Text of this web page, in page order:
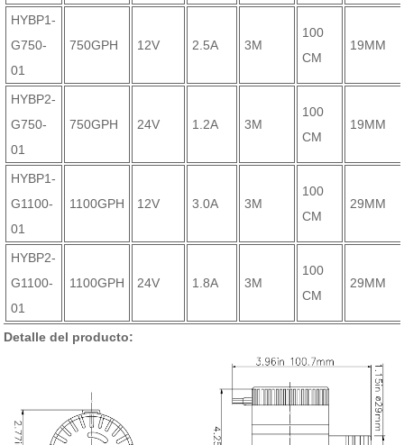
HYBP1-
G750-
01
750GPH 12V 2.5A 3M
100
CM
19MM
HYBP2-
G750-
01
750GPH 24V 1.2A 3M
100
CM
19MM
HYBP1-
G1100-
01
1100GPH 12V 3.0A 3M
100
CM
29MM
HYBP2-
G1100-
01
1100GPH 24V 1.8A 3M
100
CM
29MM
Detalle del producto: